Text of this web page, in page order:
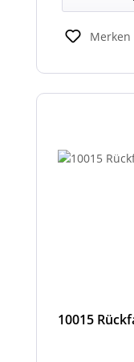
Merken
10015